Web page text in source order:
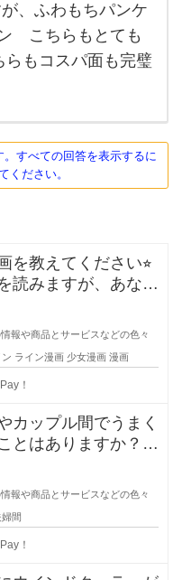
、ふわもちパンケ
こちらもとても
もコスパ面も完璧
すべての回答を表示するに
ください。
を教えてください⭐︎
読みますが、あなた
報や商品とサービスなどの色々
ン ライン漫画 少女漫画 漫画
！
カップル間でうまく
とはありますか？
報や商品とサービスなどの色々
婦間
！